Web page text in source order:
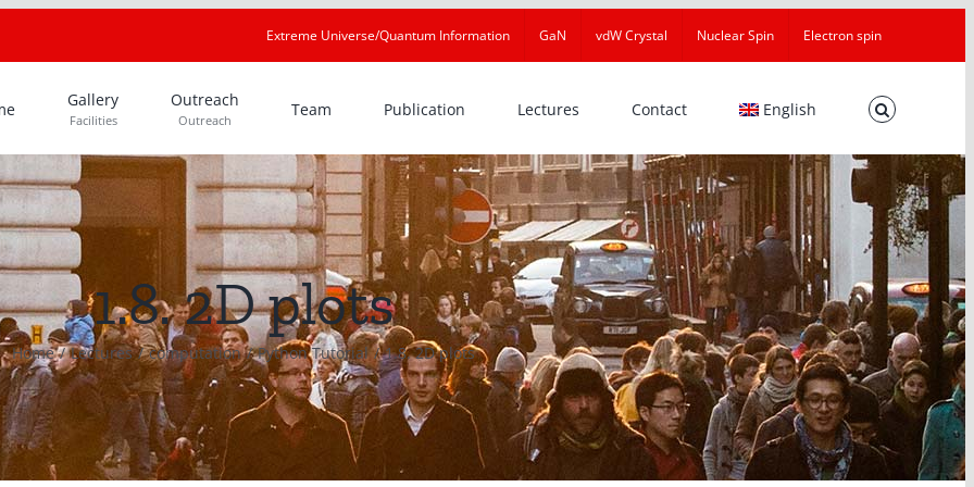
Extreme Universe/Quantum Information GaN vdW Crystal Nuclear Spin Electron spin
Gallery
Facilities
Outreach
Outreach
Team Publication Lectures Contact English
1.8. 2D plots
Home Lectures computation Python Tutorial 1.8. 2D plots